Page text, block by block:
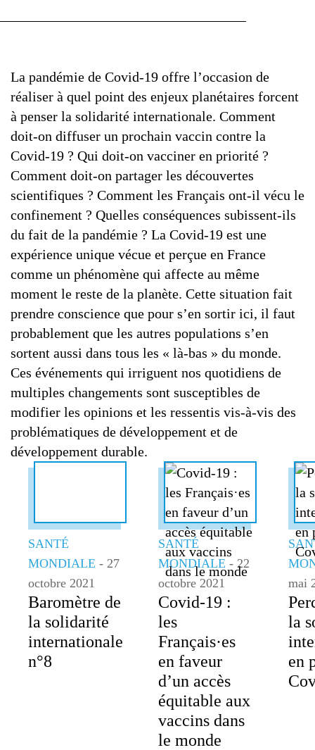
La pandémie de Covid-19 offre l’occasion de
réaliser à quel point des enjeux planétaires forcent
à penser la solidarité internationale. Comment
doit-on diffuser un prochain vaccin contre la
Covid-19 ? Qui doit-on vacciner en priorité ?
Comment doit-on partager les découvertes
scientifiques ? Comment les Français ont-il vécu le
confinement ? Quelles conséquences subissent-ils
du fait de la pandémie ? La Covid-19 est une
expérience unique vécue et perçue en France
comme un phénomène qui affecte au même
moment le reste de la planète. Cette situation fait
prendre conscience que pour s’en sortir ici, il faut
probablement que les autres populations s’en
sortent aussi dans tous les « là-bas » du monde.
Ces événements qui irriguent nos quotidiens de
multiples changements sont susceptibles de
modifier les opinions et les ressentis vis-à-vis des
problématiques de développement et de
développement durable.
SANTÉ
MONDIALE - 27
octobre 2021
Baromètre de
la solidarité
internationale
n°8
SANTÉ
MONDIALE - 22
octobre 2021
Covid-19 :
les
Français·es
en faveur
d’un accès
équitable aux
vaccins dans
le monde
mai
la
en